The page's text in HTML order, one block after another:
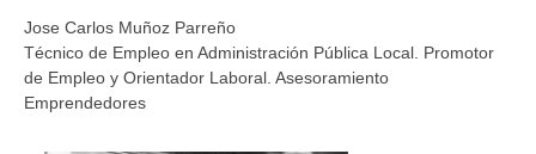
Jose Carlos Muñoz Parreño
Técnico de Empleo en Administración Pública Local. Promotor
de Empleo y Orientador Laboral. Asesoramiento
Emprendedores